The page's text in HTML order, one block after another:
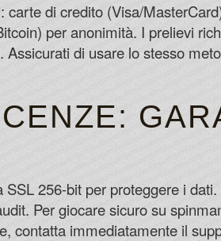
di credito (Visa/
per anonimità. I prelievi
di usare lo stesso
256-bit per proteggere i
Per giocare sicuro su
contatta immediatamente il